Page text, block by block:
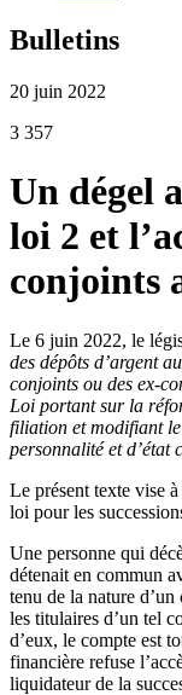
Bulletins
20 juin 2022
3 357
Un dégel
loi 2 et
conjoints
Le 6 juin 2022, le
des dépôts d’argent
conjoints ou des ex-
Loi portant sur la
filiation et modifiant
personnalité et d’état
Le présent texte vise
loi pour les
Une personne qui
détenait en commun
tenu de la nature
les titulaires d’un tel
d’eux, le compte est
financière refuse
liquidateur de la